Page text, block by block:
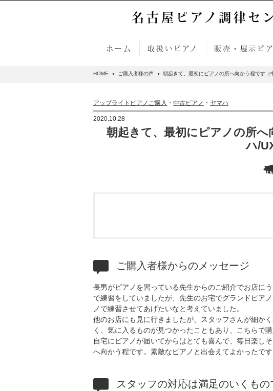
名古屋ピアノ調律セ
ホーム 取扱いピアノ 販売・展示ピ
HOME ご購入者様の声 朝起きて、最初にピアノの所へ向かう程です（
アップライトピアノご購入 ・ 中古ピアノ ・ ヤマハ
2020.10.28
朝起きて、最初にピアノの所
ハ/
ご購入者様からのメッセージ
長男がピアノを習っている先生からのご紹介でお店に
で練習をしていましたが、先生のお宅でグランドピア
ノで練習させてあげたいなと考えていました。
他のお店にも見に行きましたが、スタッフさんが細か
く、気に入るものが見つかったこともあり、こちらで
自宅にピアノが届いてからはとても喜んで、毎日楽し
へ向かう程です。素敵なピアノと出会えてよかったで
スタッフの対応は満足のいくもの